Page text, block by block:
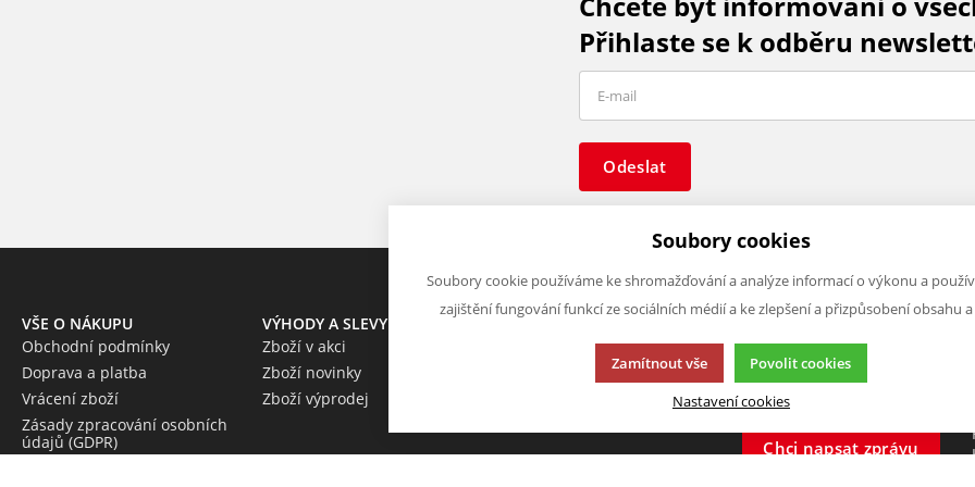
Přihlaste se k odběru
Odeslat
VŠE O NÁKUPU
Obchodní podmínky
Doprava a platba
Vrácení zboží
Zásady zpracování osobních
údajů (GDPR)
VÝHODY A SLEVY
Zboží v akci
Zboží novinky
Zboží výprodej
O FIRMĚ
Chcete nám něco sdělit o našich
produktech nebo e-shopu?
Neváhejte napsat.
Chci napsat zprávu
Soubory cookies
Soubory cookie používáme ke shromažďování a analýze informací o výkonu a
zajištění fungování funkcí ze sociálních médií a ke zlepšení a přizpůsobení obsahu
Zamítnout vše Povolit cookies
Nastavení cookies